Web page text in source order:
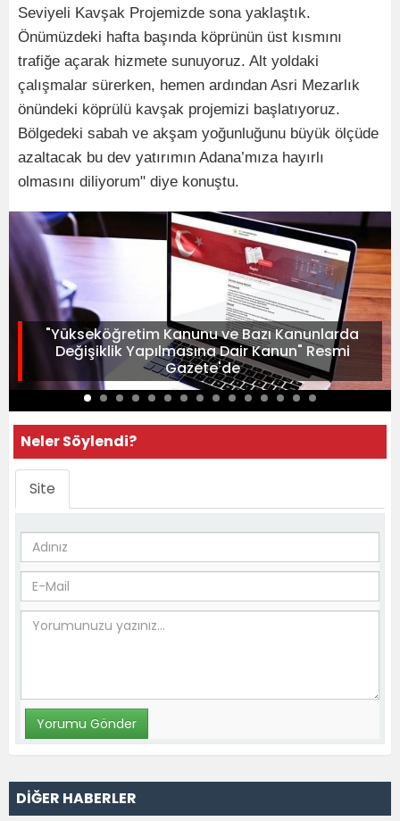
Seviyeli Kavşak Projemizde sona yaklaştık.
Önümüzdeki hafta başında köprünün üst kısmını
trafiğe açarak hizmete sunuyoruz. Alt yoldaki
çalışmalar sürerken, hemen ardından Asri Mezarlık
önündeki köprülü kavşak projemizi başlatıyoruz.
Bölgedeki sabah ve akşam yoğunluğunu büyük ölçüde
azaltacak bu dev yatırımın Adana’mıza hayırlı
olmasını diliyorum" diye konuştu.
"Yükseköğretim Kanunu ve Bazı Kanunlarda
Değişiklik Yapılmasına Dair Kanun" Resmi
Gazete'de
Neler Söylendi?
Site
DİĞER HABERLER